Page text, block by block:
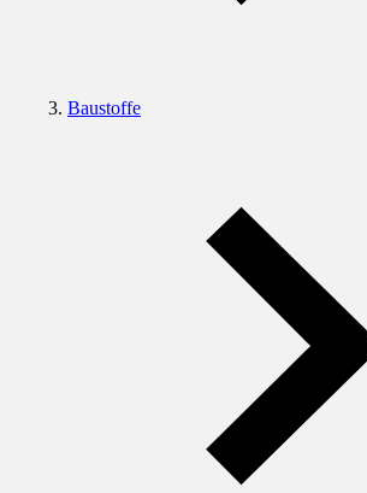
Baustoffe